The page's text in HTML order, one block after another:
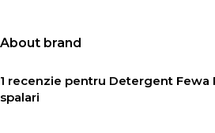
About brand
1 recenzie pentru Detergent Fewa
spalari